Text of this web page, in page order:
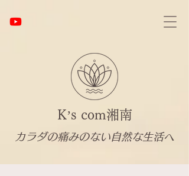
K’s com湘南
カラダの痛みのない自然な生活へ